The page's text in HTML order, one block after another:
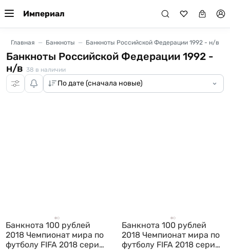
Империал
Главная Банкноты Банкноты Российской Федерации 1992 - н/в
Банкноты Российской Федерации 1992 -
н/в 38 в наличии
Банкнота 100 рублей
2018 Чемпионат мира по
футболу FIFA 2018 серия
Банкнота 100 рублей
2018 Чемпионат мира по
футболу FIFA 2018 серия